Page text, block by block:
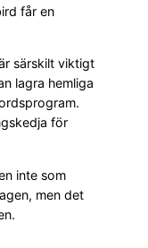
får en
särskilt viktigt
lagra hemliga
för
inte som
men det